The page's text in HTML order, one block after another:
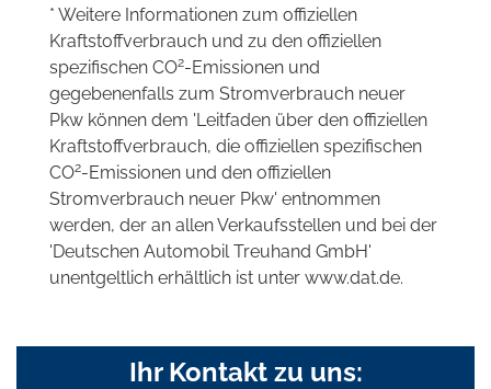
* Weitere Informationen zum offiziellen
Kraftstoffverbrauch und zu den offiziellen
spezifischen CO2-Emissionen und
gegebenenfalls zum Stromverbrauch neuer
Pkw können dem 'Leitfaden über den offiziellen
Kraftstoffverbrauch, die offiziellen spezifischen
CO2-Emissionen und den offiziellen
Stromverbrauch neuer Pkw' entnommen
werden, der an allen Verkaufsstellen und bei der
'Deutschen Automobil Treuhand GmbH'
unentgeltlich erhältlich ist unter www.dat.de.
Ihr Kontakt zu uns: